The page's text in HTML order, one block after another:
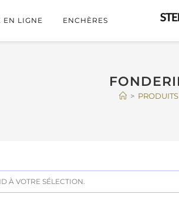
ENCHÈRES
EN LIGNE
> PRODUITS
À VOTRE SÉLECTION.